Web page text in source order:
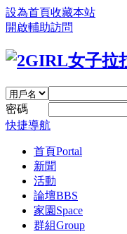
設為首頁收藏本站
開啟輔助訪問
密碼
快捷導航
首頁Portal
新聞
活動
論壇BBS
家園 Space
群組Group